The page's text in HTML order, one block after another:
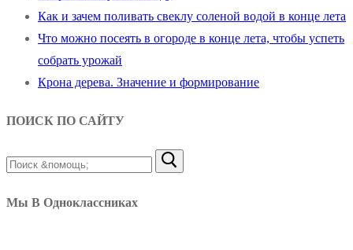
Как и зачем поливать свеклу соленой водой в конце лета
Что можно посеять в огороде в конце лета, чтобы успеть
собрать урожай
Крона дерева. Значение и формирование
ПОИСК ПО САЙТУ
Найти:
Мы В Одноклассниках